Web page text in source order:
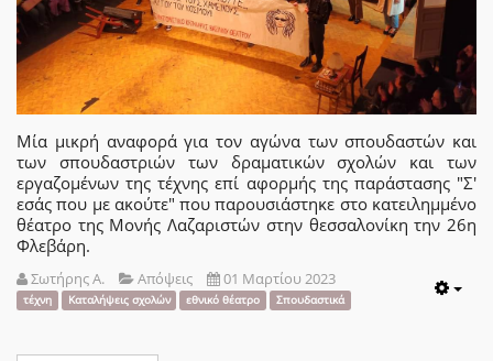
Μία μικρή αναφορά για τον αγώνα των σπουδαστών και
των σπουδαστριών των δραματικών σχολών και των
εργαζομένων της τέχνης επί αφορμής της παράστασης "Σ'
εσάς που με ακούτε" που παρουσιάστηκε στο κατειλημμένο
θέατρο της Μονής Λαζαριστών στην θεσσαλονίκη την 26η
Φλεβάρη.
Σωτήρης Α. Απόψεις 01 Μαρτίου 2023
τέχνη Καταλήψεις σχολών εθνικό θέατρο Σπουδαστικά